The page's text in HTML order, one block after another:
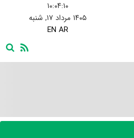
۱۰:۰۴:۱۱
۱۴۰۵ مرداد ۱۷, شنبه
EN AR